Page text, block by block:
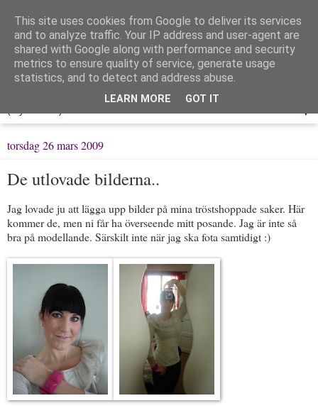
Löpning & Livet
Mitt liv, mina tankar & min träning
▼
torsdag 26 mars 2009
De utlovade bilderna..
Jag lovade ju att lägga upp bilder på mina tröstshoppade saker. Här
kommer de, men ni får ha överseende mitt posande. Jag är inte så
bra på modellande. Särskilt inte när jag ska fota samtidigt :)
This site uses cookies from Google to deliver its services
and to analyze traffic. Your IP address and user-agent are
shared with Google along with performance and security
metrics to ensure quality of service, generate usage
statistics, and to detect and address abuse.
LEARN MORE GOT IT